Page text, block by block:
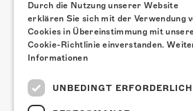
FRISCH BESTÄTIGT:
Durch die Nutzung unserer Website
erklären Sie sich mit der Verwendung
Cookies in Übereinstimmung mit
Cookie-Richtlinie einverstanden.
Informationen
UNBEDINGT ERFORDERLICH